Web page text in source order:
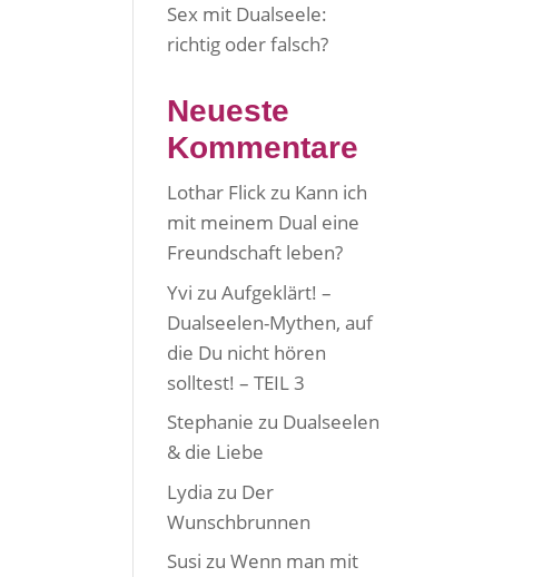
Sex mit Dualseele:
richtig oder falsch?
Neueste
Kommentare
Lothar Flickzu Kann ich
mit meinem Dual eine
Freundschaft leben?
Yvi zuAufgeklärt! –
Dualseelen-Mythen, auf
die Du nicht hören
solltest! – TEIL 3
Stephanie zu Dualseelen
& die Liebe
Lydia zu Der
Wunschbrunnen
Susi zuWenn man mit